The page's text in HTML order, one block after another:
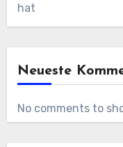
hat
Neueste
No comments to